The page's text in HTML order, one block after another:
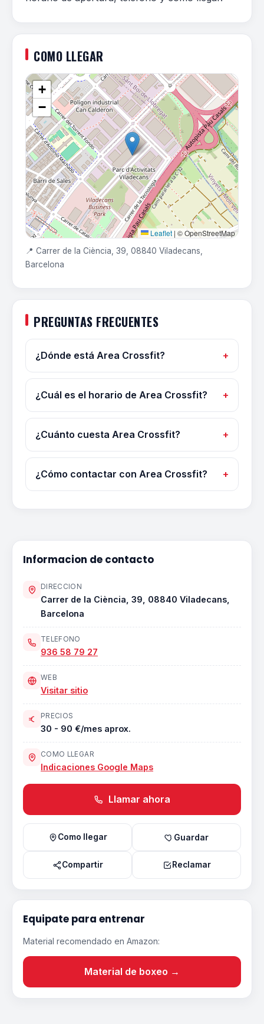
COMO LLEGAR
+
−
Leaflet| © OpenStreetMap
📍 Carrer de la Ciència, 39, 08840 Viladecans,
Barcelona
PREGUNTAS FRECUENTES
¿Dónde está Area Crossfit?
¿Cuál es el horario de Area Crossfit?
¿Cuánto cuesta Area Crossfit?
¿Cómo contactar con Area Crossfit?
Informacion de contacto
DIRECCION
Carrer de la Ciència, 39, 08840 Viladecans,
Barcelona
TELEFONO
936 58 79 27
WEB
Visitar sitio
PRECIOS
30 - 90 €/mes aprox.
COMO LLEGAR
Indicaciones Google Maps
Llamar ahora
Como llegar Guardar
Compartir Reclamar
Equipate para entrenar
Material recomendado en Amazon:
Material de boxeo →